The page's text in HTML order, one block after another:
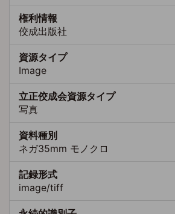
権利情報
佼成出版社
資源タイプ
Image
立正佼成会資源タイプ
写真
資料種別
ネガ35mm モノクロ
記録形式
image/tiff